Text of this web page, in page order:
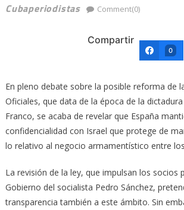
Cubaperiodistas
Comment(0)
Compartir
0
En pleno debate sobre la posible reforma de
Oficiales, que data de la época de la
Franco, se acaba de revelar que España
confidencialidad con Israel que protege de
lo relativo al negocio armamentístico entre
La revisión de la ley, que impulsan los socios
Gobierno del socialista Pedro Sánchez,
transparencia también a este ámbito. Sin